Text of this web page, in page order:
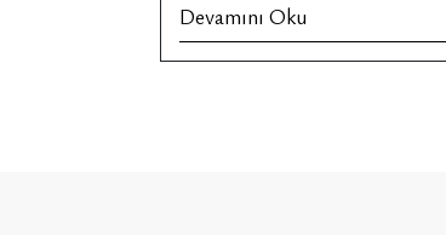
Devamını Oku